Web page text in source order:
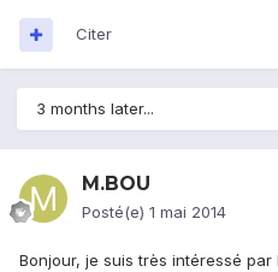
Citer
3 months later...
M.BOU
Posté(e) 1 mai 2014
Bonjour, je suis très intéressé par